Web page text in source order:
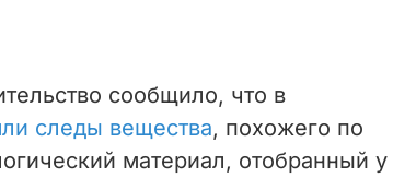
сообщило, что в
следы вещества, похожего по
материал, отобранный у